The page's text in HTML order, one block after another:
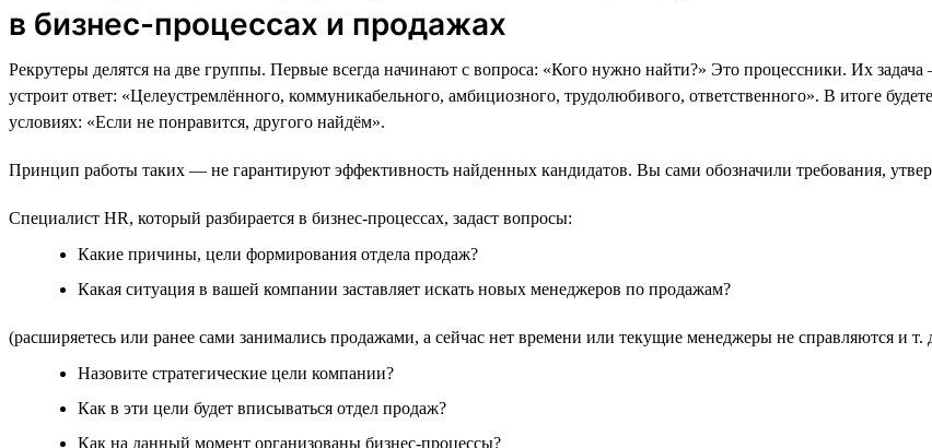
в бизнес-процессах и продажах
Рекрутеры делятся на две группы. Первые всегда начинают с вопроса: «Кого нужно найти?» Это процессники. Их
устроит ответ: «Целеустремлённого, коммуникабельного, амбициозного, трудолюбивого, ответственного». В итоге
условиях: «Если не понравится, другого найдём».
Принцип работы таких — не гарантируют эффективность найденных кандидатов. Вы сами обозначили требования,
Специалист HR, который разбирается в бизнес-процессах, задаст вопросы:
Какие причины, цели формирования отдела продаж?
Какая ситуация в вашей компании заставляет искать новых менеджеров по продажам?
(расширяетесь или ранее сами занимались продажами, а сейчас нет времени или текущие менеджеры не справляются и т.
Назовите стратегические цели компании?
Как в эти цели будет вписываться отдел продаж?
Как на данный момент организованы бизнес-процессы?